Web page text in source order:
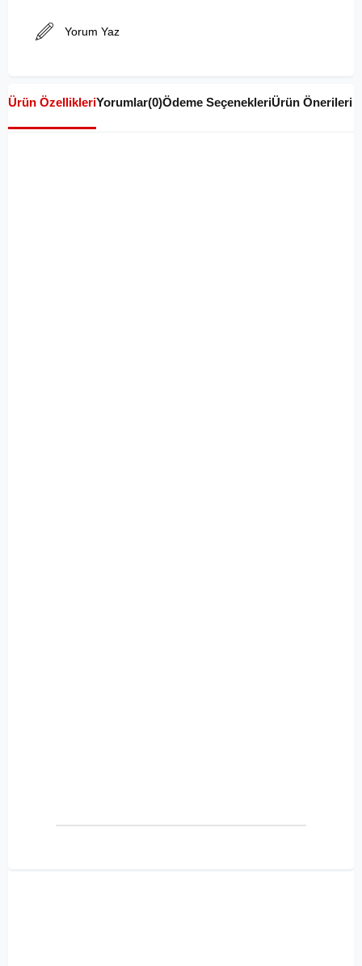
Yorum Yaz
Ürün ÖzellikleriYorumlar(0)Ödeme SeçenekleriÜrün Önerileri